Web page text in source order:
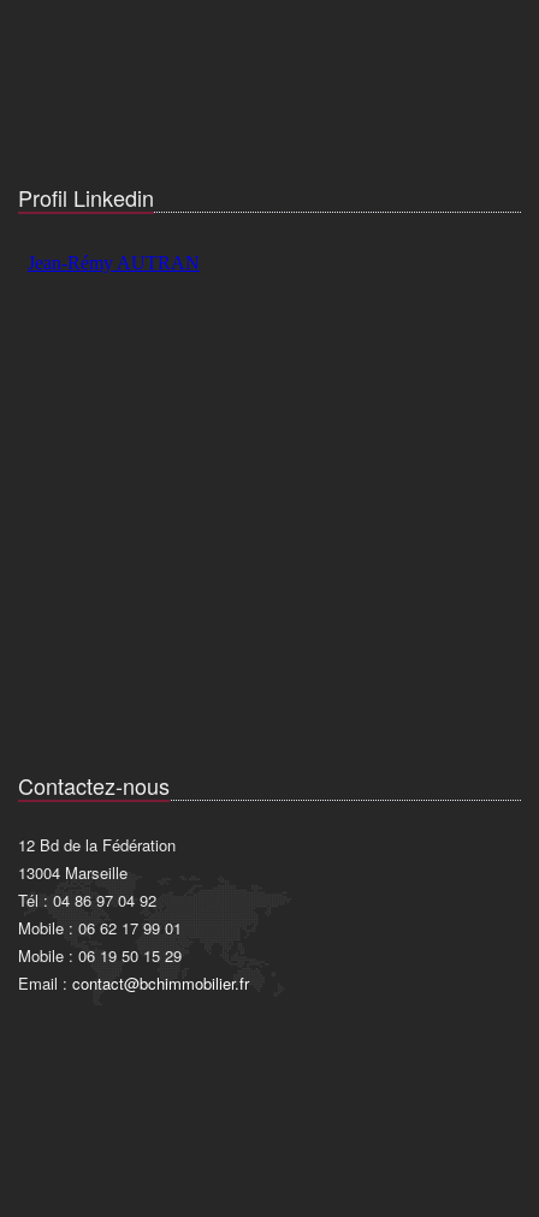
Profil Linkedin
Contactez-nous
12 Bd de la Fédération
13004 Marseille
Tél : 04 86 97 04 92
Mobile : 06 62 17 99 01
Mobile : 06 19 50 15 29
Email : contact@bchimmobilier.fr